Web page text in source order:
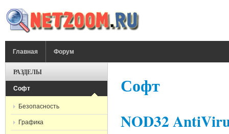
Главная Форум
Софт
NOD32
РАЗДЕЛЫ
Софт
Безопасность
Графика